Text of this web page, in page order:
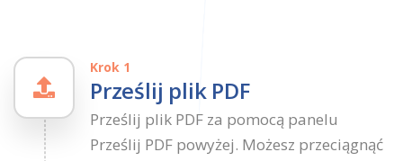
Krok 1
Prześlij plik PDF
Prześlij plik PDF za pomocą panelu
Prześlij PDF powyżej. Możesz przeciągnąć